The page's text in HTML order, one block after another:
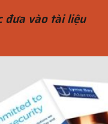
đưa vào tài liệu